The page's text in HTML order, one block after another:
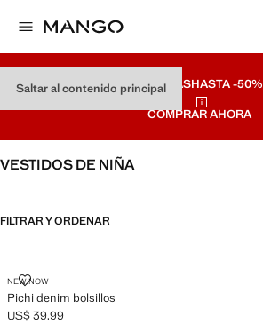
Saltar al contenido principal
REBAJASHASTA -50%
COMPRAR AHORA
VESTIDOS DE NIÑA
FILTRAR Y ORDENAR
NEW NOW
Pichi denim bolsillos
PICHI DENIM BOLSILLOS
US$ 39.99